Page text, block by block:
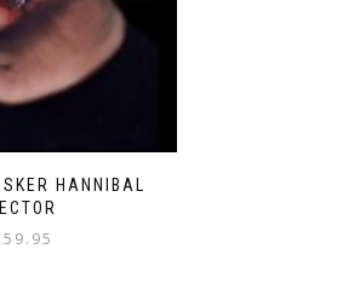
HANNIBAL
59.95